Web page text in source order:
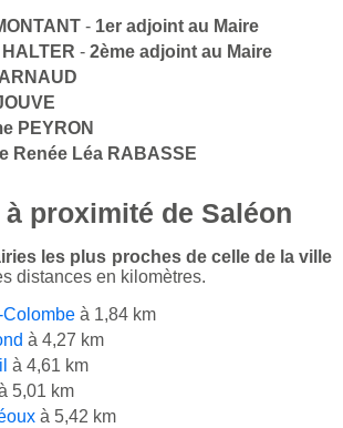
- 1er adjoint au Maire
- 2ème adjoint au Maire
PEYRON
Renée Léa RABASSE
proximité de Saléon
les plus proches de celle de la ville
distances en kilomètres.
Colombe à 1,84 km
à 4,27 km
à 4,61 km
5,01 km
à 5,42 km